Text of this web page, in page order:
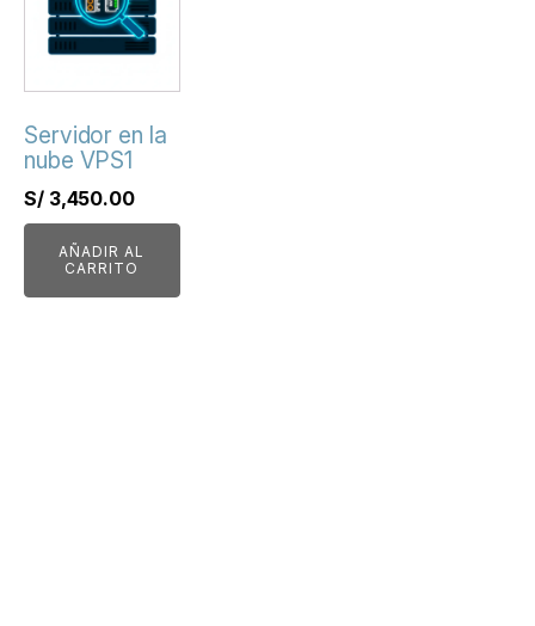
Servidor en la
nube VPS1
S/3,450.00
AÑADIR AL
CARRITO